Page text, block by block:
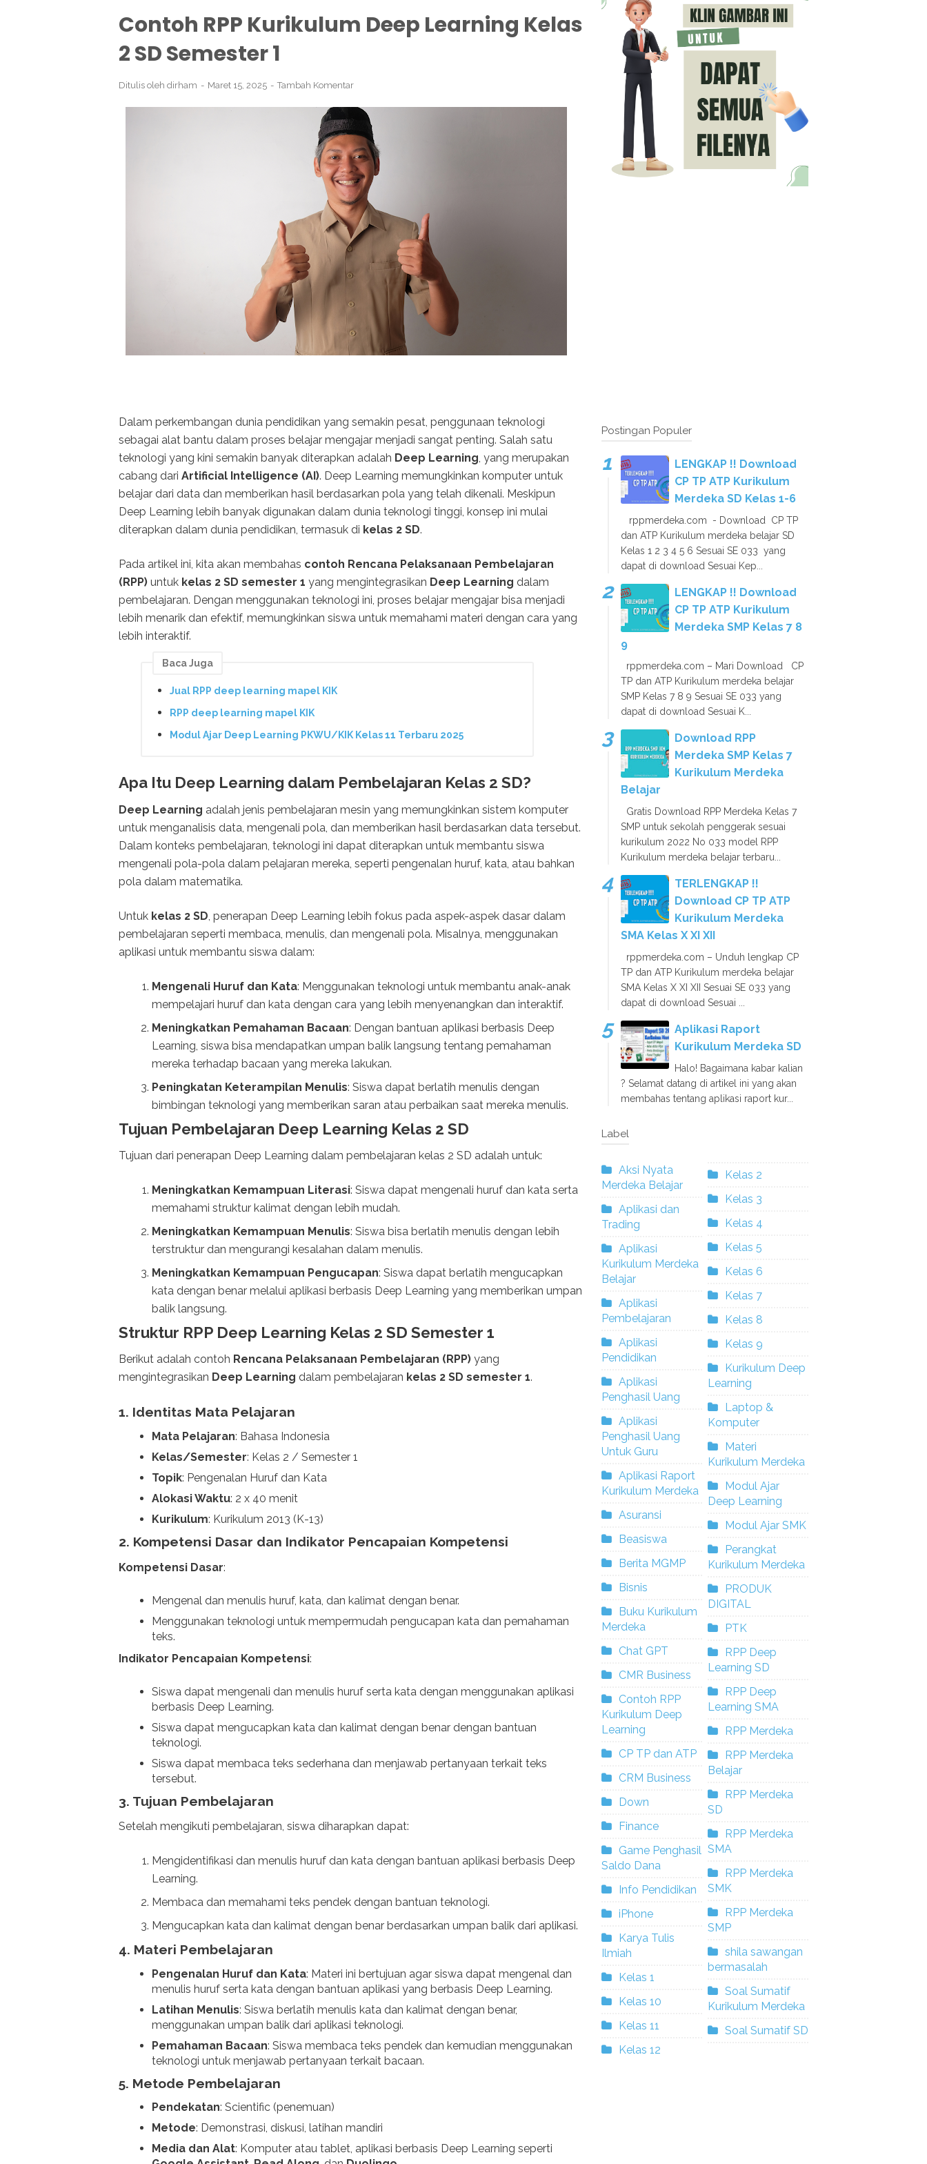
Contoh RPP Kurikulum Deep Learning Kelas
2 SD Semester 1
Ditulis oleh dirham Maret 15, 2025 Tambah Komentar
Dalam perkembangan dunia pendidikan yang semakin pesat, penggunaan teknologi
sebagai alat bantu dalam proses belajar mengajar menjadi sangat penting. Salah satu
teknologi yang kini semakin banyak diterapkan adalah Deep Learning , yang merupakan
cabang dari Artificial Intelligence (AI). Deep Learning memungkinkan komputer untuk
belajar dari data dan memberikan hasil berdasarkan pola yang telah dikenali. Meskipun
Deep Learning lebih banyak digunakan dalam dunia teknologi tinggi, konsep ini mulai
diterapkan dalam dunia pendidikan, termasuk di kelas 2 SD.
Pada artikel ini, kita akan membahas contoh Rencana Pelaksanaan Pembelajaran
(RPP) untuk kelas 2 SD semester 1 yang mengintegrasikan Deep Learning dalam
pembelajaran. Dengan menggunakan teknologi ini, proses belajar mengajar bisa menjadi
lebih menarik dan efektif, memungkinkan siswa untuk memahami materi dengan cara yang
lebih interaktif.
Baca Juga
Jual RPP deep learning mapel KIK
RPP deep learning mapel KIK
Modul Ajar Deep Learning PKWU/KIK Kelas 11 Terbaru 2025
Apa Itu Deep Learning dalam Pembelajaran Kelas 2 SD?
Deep Learning adalah jenis pembelajaran mesin yang memungkinkan sistem komputer
untuk menganalisis data, mengenali pola, dan memberikan hasil berdasarkan data tersebut.
Dalam konteks pembelajaran, teknologi ini dapat diterapkan untuk membantu siswa
mengenali pola-pola dalam pelajaran mereka, seperti pengenalan huruf, kata, atau bahkan
pola dalam matematika.
Untuk kelas 2 SD , penerapan Deep Learning lebih fokus pada aspek-aspek dasar dalam
pembelajaran seperti membaca, menulis, dan mengenali pola. Misalnya, menggunakan
aplikasi untuk membantu siswa dalam:
Mengenali Huruf dan Kata: Menggunakan teknologi untuk membantu anak-anak
mempelajari huruf dan kata dengan cara yang lebih menyenangkan dan interaktif.
Meningkatkan Pemahaman Bacaan: Dengan bantuan aplikasi berbasis Deep
Learning, siswa bisa mendapatkan umpan balik langsung tentang pemahaman
mereka terhadap bacaan yang mereka lakukan.
Peningkatan Keterampilan Menulis: Siswa dapat berlatih menulis dengan
bimbingan teknologi yang memberikan saran atau perbaikan saat mereka menulis.
Tujuan Pembelajaran Deep Learning Kelas 2 SD
Tujuan dari penerapan Deep Learning dalam pembelajaran kelas 2 SD adalah untuk:
Meningkatkan Kemampuan Literasi: Siswa dapat mengenali huruf dan kata serta
memahami struktur kalimat dengan lebih mudah.
Meningkatkan Kemampuan Menulis: Siswa bisa berlatih menulis dengan lebih
terstruktur dan mengurangi kesalahan dalam menulis.
Meningkatkan Kemampuan Pengucapan: Siswa dapat berlatih mengucapkan
kata dengan benar melalui aplikasi berbasis Deep Learning yang memberikan umpan
balik langsung.
Struktur RPP Deep Learning Kelas 2 SD Semester 1
Berikut adalah contoh Rencana Pelaksanaan Pembelajaran (RPP) yang
mengintegrasikan Deep Learning dalam pembelajaran kelas 2 SD semester 1.
1. Identitas Mata Pelajaran
Mata Pelajaran: Bahasa Indonesia
Kelas/Semester: Kelas 2 / Semester 1
Topik: Pengenalan Huruf dan Kata
Alokasi Waktu: 2 x 40 menit
Kurikulum: Kurikulum 2013 (K-13)
2. Kompetensi Dasar dan Indikator Pencapaian Kompetensi
Kompetensi Dasar:
Mengenal dan menulis huruf, kata, dan kalimat dengan benar.
Menggunakan teknologi untuk mempermudah pengucapan kata dan pemahaman
teks.
Indikator Pencapaian Kompetensi:
Siswa dapat mengenali dan menulis huruf serta kata dengan menggunakan aplikasi
berbasis Deep Learning.
Siswa dapat mengucapkan kata dan kalimat dengan benar dengan bantuan
teknologi.
Siswa dapat membaca teks sederhana dan menjawab pertanyaan terkait teks
tersebut.
3. Tujuan Pembelajaran
Setelah mengikuti pembelajaran, siswa diharapkan dapat:
Mengidentifikasi dan menulis huruf dan kata dengan bantuan aplikasi berbasis Deep
Learning.
Membaca dan memahami teks pendek dengan bantuan teknologi.
Mengucapkan kata dan kalimat dengan benar berdasarkan umpan balik dari aplikasi.
4. Materi Pembelajaran
Pengenalan Huruf dan Kata: Materi ini bertujuan agar siswa dapat mengenal dan
menulis huruf serta kata dengan bantuan aplikasi yang berbasis Deep Learning.
Latihan Menulis: Siswa berlatih menulis kata dan kalimat dengan benar,
menggunakan umpan balik dari aplikasi teknologi.
Pemahaman Bacaan: Siswa membaca teks pendek dan kemudian menggunakan
teknologi untuk menjawab pertanyaan terkait bacaan.
5. Metode Pembelajaran
Pendekatan: Scientific (penemuan)
Metode: Demonstrasi, diskusi, latihan mandiri
Media dan Alat: Komputer atau tablet, aplikasi berbasis Deep Learning seperti
Postingan Populer
LENGKAP !! Download
CP TP ATP Kurikulum
Merdeka SD Kelas 1-6
rppmerdeka.com - Download CP TP
dan ATP Kurikulum merdeka belajar SD
Kelas 1 2 3 4 5 6 Sesuai SE 033 yang
dapat di download Sesuai Kep...
LENGKAP !! Download
CP TP ATP Kurikulum
Merdeka SMP Kelas 7 8
9
rppmerdeka.com – Mari Download CP
TP dan ATP Kurikulum merdeka belajar
SMP Kelas 7 8 9 Sesuai SE 033 yang
dapat di download Sesuai K...
Download RPP
Merdeka SMP Kelas 7
Kurikulum Merdeka
Belajar
Gratis Download RPP Merdeka Kelas 7
SMP untuk sekolah penggerak sesuai
kurikulum 2022 No 033 model RPP
Kurikulum merdeka belajar terbaru...
TERLENGKAP !!
Download CP TP ATP
Kurikulum Merdeka
SMA Kelas X XI XII
rppmerdeka.com – Unduh lengkap CP
TP dan ATP Kurikulum merdeka belajar
SMA Kelas X XI XII Sesuai SE 033 yang
dapat di download Sesuai ...
Aplikasi Raport
Kurikulum Merdeka SD
Halo! Bagaimana kabar kalian
? Selamat datang di artikel ini yang akan
membahas tentang aplikasi raport kur...
Label
Aksi Nyata
Merdeka Belajar
Aplikasi dan
Trading
Aplikasi
Kurikulum Merdeka
Belajar
Aplikasi
Pembelajaran
Aplikasi
Pendidikan
Aplikasi
Penghasil Uang
Aplikasi
Penghasil Uang
Untuk Guru
Aplikasi Raport
Kurikulum Merdeka
Asuransi
Beasiswa
Berita MGMP
Bisnis
Buku Kurikulum
Merdeka
Chat GPT
CMR Business
Contoh RPP
Kurikulum Deep
Learning
CP TP dan ATP
CRM Business
Down
Finance
Game Penghasil
Saldo Dana
Info Pendidikan
iPhone
Karya Tulis
Ilmiah
Kelas 1
Kelas 10
Kelas 11
Kelas 12
Kelas 2
Kelas 3
Kelas 4
Kelas 5
Kelas 6
Kelas 7
Kelas 8
Kelas 9
Kurikulum Deep
Learning
Laptop &
Komputer
Materi
Kurikulum Merdeka
Modul Ajar
Deep Learning
Modul Ajar SMK
Perangkat
Kurikulum Merdeka
PRODUK
DIGITAL
PTK
RPP Deep
Learning SD
RPP Deep
Learning SMA
RPP Merdeka
RPP Merdeka
Belajar
RPP Merdeka
SD
RPP Merdeka
SMA
RPP Merdeka
SMK
RPP Merdeka
SMP
shila sawangan
bermasalah
Soal Sumatif
Kurikulum Merdeka
Soal Sumatif SD